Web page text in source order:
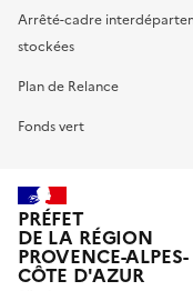
Arrêté-cadre
stockées
Plan de Relance
Fonds vert
PRÉFET
DE LA RÉGION
PROVENCE-ALPES-
CÔTE D'AZUR